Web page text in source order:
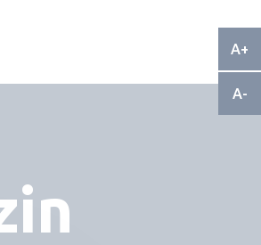
A+
A-